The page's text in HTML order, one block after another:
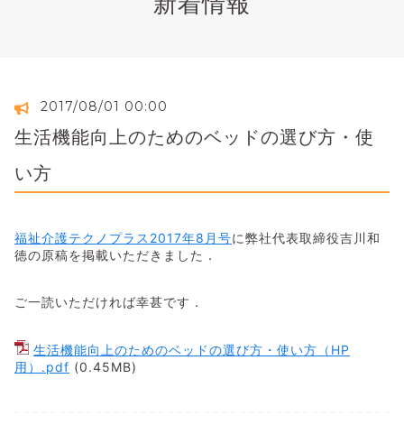
2017/08/01 00:00
生活機能向上のためのベッドの選び方・使
い方
福祉介護テクノプラス2017年8月号に弊社代表取締役吉川和
徳の原稿を掲載いただきました．
ご一読いただければ幸甚です．
生活機能向上のためのベッドの選び方・使い方（HP
用）.pdf (0.45MB)